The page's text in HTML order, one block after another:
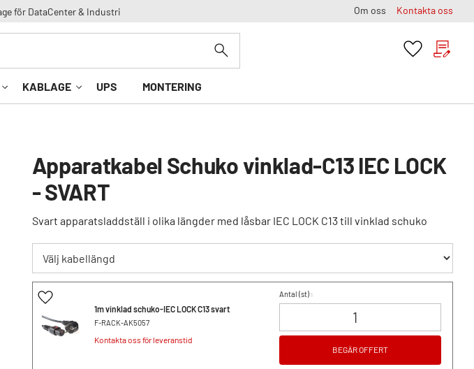
Om oss Kontakta oss
för DataCenter & Industri
Favoriter
KABLAGE UPS MONTERING
Apparatkabel Schuko vinklad-C13 IEC LOCK
- SVART
Svart apparatsladdställ i olika längder med låsbar IEC LOCK C13 till vinklad schuko
1m vinklad schuko-IEC LOCK C13 svart
F-RACK-AK5057
Kontakta oss för leveranstid
Antal (st) :
BEGÄR OFFERT
Lägg till i favoriter
Lägg till i favoriter
Lägg till i favoriter
Lägg till i favoriter